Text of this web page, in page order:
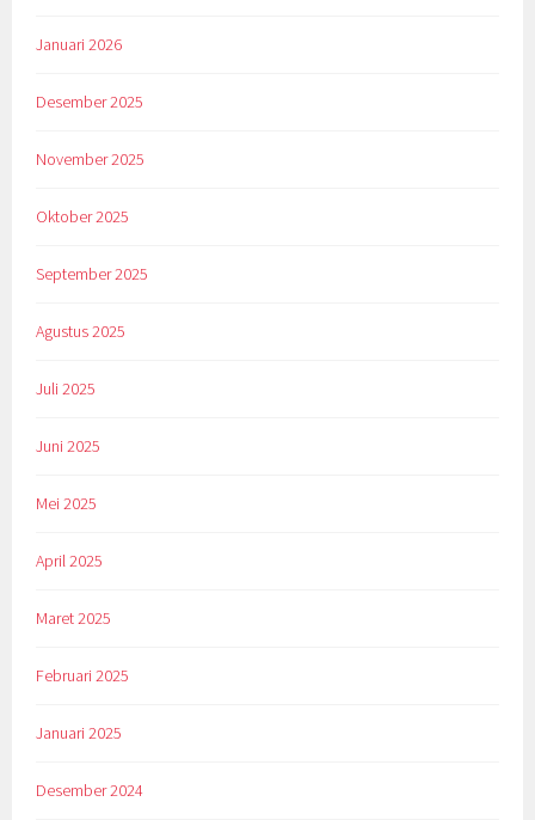
Januari 2026
Desember 2025
November 2025
Oktober 2025
September 2025
Agustus 2025
Juli 2025
Juni 2025
Mei 2025
April 2025
Maret 2025
Februari 2025
Januari 2025
Desember 2024